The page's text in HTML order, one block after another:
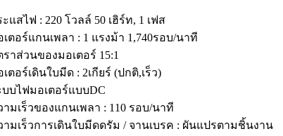
ะแสไฟ : 220 โวลล์ 50 เฮิร์ท, 1 เฟส
เตอร์แกนเพลา : 1 แรงม้า 1,740รอบ/นาที
ราส่วนของมอเตอร์ 15:1
เตอร์เดินใบมีด : 2เกียร์ (ปกติ,เร็ว)
บบไฟมอเตอร์แบบDC
ามเร็วของแกนเพลา : 110 รอบ/นาที
ามเร็วการเดินใบมีดดรัม / จานเบรค : ผันแปรตามชิ้นงาน